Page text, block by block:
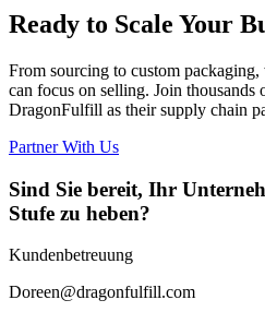
Ready to Scale Your
From sourcing to custom
can focus on selling. Join thousands
DragonFulfill as their supply chain
Partner With Us
Sind Sie bereit, Ihr
Stufe zu heben?
Kundenbetreuung
Doreen@dragonfulfill.com